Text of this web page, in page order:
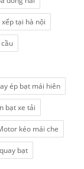
tại hà nội
ép bạt mái hiên
bạt xe tải
kéo mái che
bạt